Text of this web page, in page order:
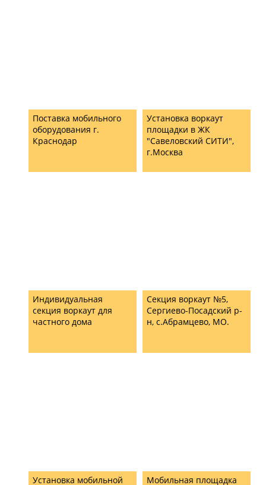
Поставка мобильного
оборудования г.
Краснодар
Установка воркаут
площадки в ЖК
"Савеловский СИТИ",
г.Москва
Индивидуальная
секция воркаут для
частного дома
Секция воркаут №5,
Сергиево-Посадский р-
н, с.Абрамцево, МО.
Установка мобильной
Мобильная площадка